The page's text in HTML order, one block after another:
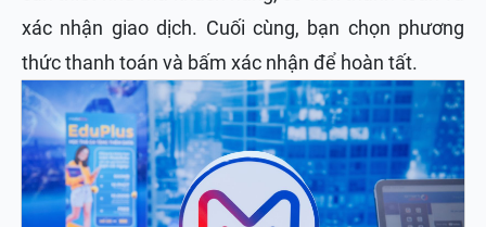
xác nhận giao dịch. Cuối cùng, bạn chọn phương
thức thanh toán và bấm xác nhận để hoàn tất.